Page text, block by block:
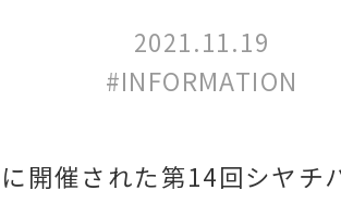
2021.11.19
#INFORMATION
開催された第14回シヤチ